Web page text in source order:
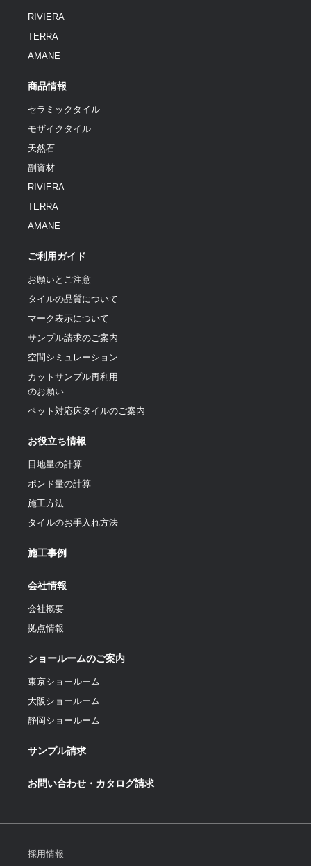
RIVIERA
TERRA
AMANE
商品情報
セラミックタイル
モザイクタイル
天然石
副資材
RIVIERA
TERRA
AMANE
ご利用ガイド
お願いとご注意
タイルの品質について
マーク表示について
サンプル請求のご案内
空間シミュレーション
カットサンプル再利用
のお願い
ペット対応床タイルのご案内
お役立ち情報
目地量の計算
ポンド量の計算
施工方法
タイルのお手入れ方法
施工事例
会社情報
会社概要
拠点情報
ショールームのご案内
東京ショールーム
大阪ショールーム
静岡ショールーム
サンプル請求
お問い合わせ・カタログ請求
採用情報